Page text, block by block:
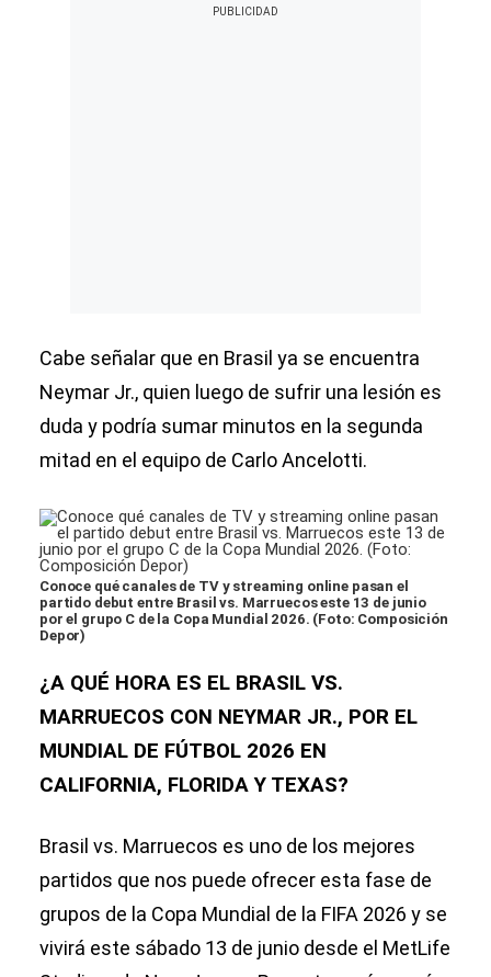
Cabe señalar que en Brasil ya se encuentra
Neymar Jr., quien luego de sufrir una lesión es
duda y podría sumar minutos en la segunda
mitad en el equipo de Carlo Ancelotti.
Conoce qué canales de TV y streaming online pasan el
partido debut entre Brasil vs. Marruecos este 13 de junio
por el grupo C de la Copa Mundial 2026. (Foto: Composición
Depor)
¿A QUÉ HORA ES EL BRASIL VS.
MARRUECOS CON NEYMAR JR., POR EL
MUNDIAL DE FÚTBOL 2026 EN
CALIFORNIA, FLORIDA Y TEXAS?
Brasil vs. Marruecos es uno de los mejores
partidos que nos puede ofrecer esta fase de
grupos de la Copa Mundial de la FIFA 2026 y se
vivirá este sábado 13 de junio desde el MetLife